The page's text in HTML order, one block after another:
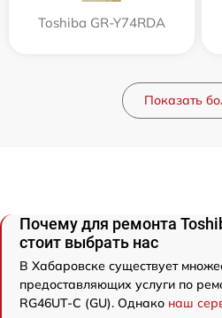
Toshiba GR-Y74RDA
Показать
Почему для ремонта
стоит выбрать нас
В Хабаровске существует
предоставляющих услуги по
RG46UT-C (GU). Однако наш